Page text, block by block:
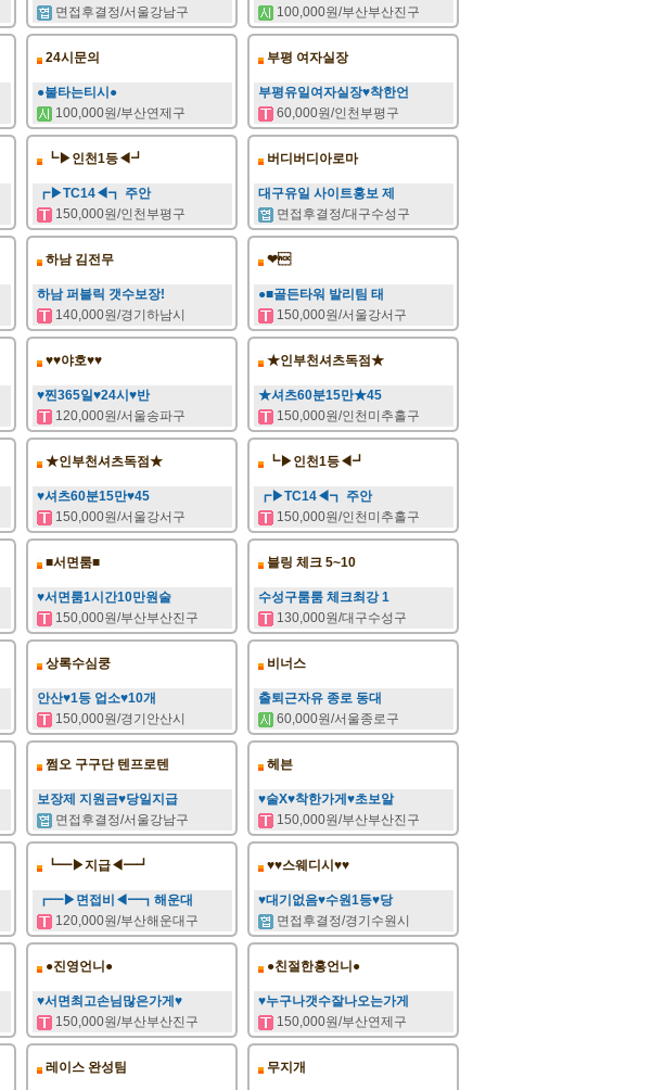
면접후결정/서울강남구
100,000원/부산부산진구
24시문의
●불타는티시●
100,000원/부산연제구
부평 여자실장
부평유일여자실장♥착한언
60,000원/인천부평구
┗▶인천1등◀┛
┏▶TC14◀┓ 주안
150,000원/인천부평구
버디버디아로마
대구유일 사이트홍보 제
면접후결정/대구수성구
하남 김전무
하남 퍼블릭 갯수보장!
140,000원/경기하남시
❤
●■골든타워 발리팀 태
150,000원/서울강서구
♥♥야호♥♥
♥찐365일♥24시♥반
120,000원/서울송파구
★인부천셔츠독점★
★셔츠60분15만★45
150,000원/인천미추홀구
★인부천셔츠독점★
♥셔츠60분15만♥45
150,000원/서울강서구
┗▶인천1등◀┛
┏▶TC14◀┓ 주안
150,000원/인천미추홀구
■서면룸■
♥서면룸1시간10만원술
150,000원/부산부산진구
블링 체크 5~10
수성구룸룸 체크최강 1
130,000원/대구수성구
상록수심쿵
안산♥1등 업소♥10개
150,000원/경기안산시
비너스
출퇴근자유 종로 동대
60,000원/서울종로구
쩜오 구구단 텐프로텐
보장제 지원금♥당일지급
면접후결정/서울강남구
헤븐
♥술X♥착한가게♥초보알
150,000원/부산부산진구
┗━▶지급◀━┛
┏━▶면접비◀━┓해운대
120,000원/부산해운대구
♥♥스웨디시♥♥
♥대기없음♥수원1등♥당
면접후결정/경기수원시
●진영언니●
♥서면최고손님많은가게♥
150,000원/부산부산진구
●친절한홍언니●
♥누구나갯수잘나오는가게
150,000원/부산연제구
레이스 완성팀 무지개